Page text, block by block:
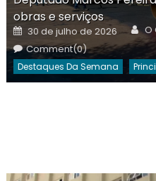
obras e serviços
Posted
on
30 de julho de 2026
O
Comment(0)
Destaques Da Semana